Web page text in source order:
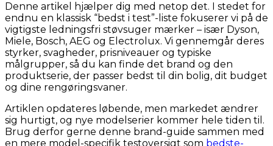
Denne artikel hjælper dig med netop det. I stedet for
endnu en klassisk “bedst i test”-liste fokuserer vi på de
vigtigste ledningsfri støvsuger mærker – især Dyson,
Miele, Bosch, AEG og Electrolux. Vi gennemgår deres
styrker, svagheder, prisniveauer og typiske
målgrupper, så du kan finde det brand og den
produktserie, der passer bedst til din bolig, dit budget
og dine rengøringsvaner.
Artiklen opdateres løbende, men markedet ændrer
sig hurtigt, og nye modelserier kommer hele tiden til.
Brug derfor gerne denne brand-guide sammen med
en mere model-specifik testoversigt som bedste-